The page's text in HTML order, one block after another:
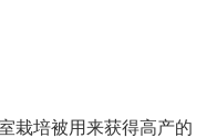
栽培被用来获得高产的